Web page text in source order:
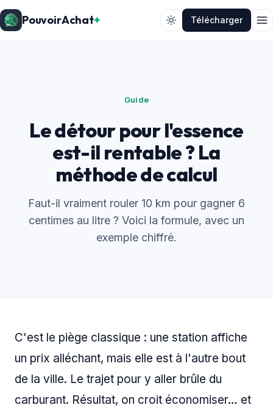
PouvoirAchat+ Télécharger
Guide
Le détour pour l'essence
est-il rentable ? La
méthode de calcul
Faut-il vraiment rouler 10 km pour gagner 6
centimes au litre ? Voici la formule, avec un
exemple chiffré.
C'est le piège classique : une station affiche
un prix alléchant, mais elle est à l'autre bout
de la ville. Le trajet pour y aller brûle du
carburant. Résultat, on croit économiser… et